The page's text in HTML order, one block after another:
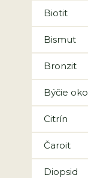
Biotit
Bismut
Bronzit
Býčie oko
Citrín
Čaroit
Diopsid